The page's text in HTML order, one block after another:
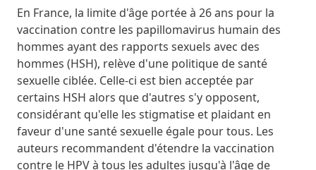
En France, la limite d'âge portée à 26 ans pour la
vaccination contre les papillomavirus humain des
hommes ayant des rapports sexuels avec des
hommes (HSH), relève d'une politique de santé
sexuelle ciblée. Celle-ci est bien acceptée par
certains HSH alors que d'autres s'y opposent,
considérant qu'elle les stigmatise et plaidant en
faveur d'une santé sexuelle égale pour tous. Les
auteurs recommandent d'étendre la vaccination
contre le HPV à tous les adultes jusqu'à l'âge de